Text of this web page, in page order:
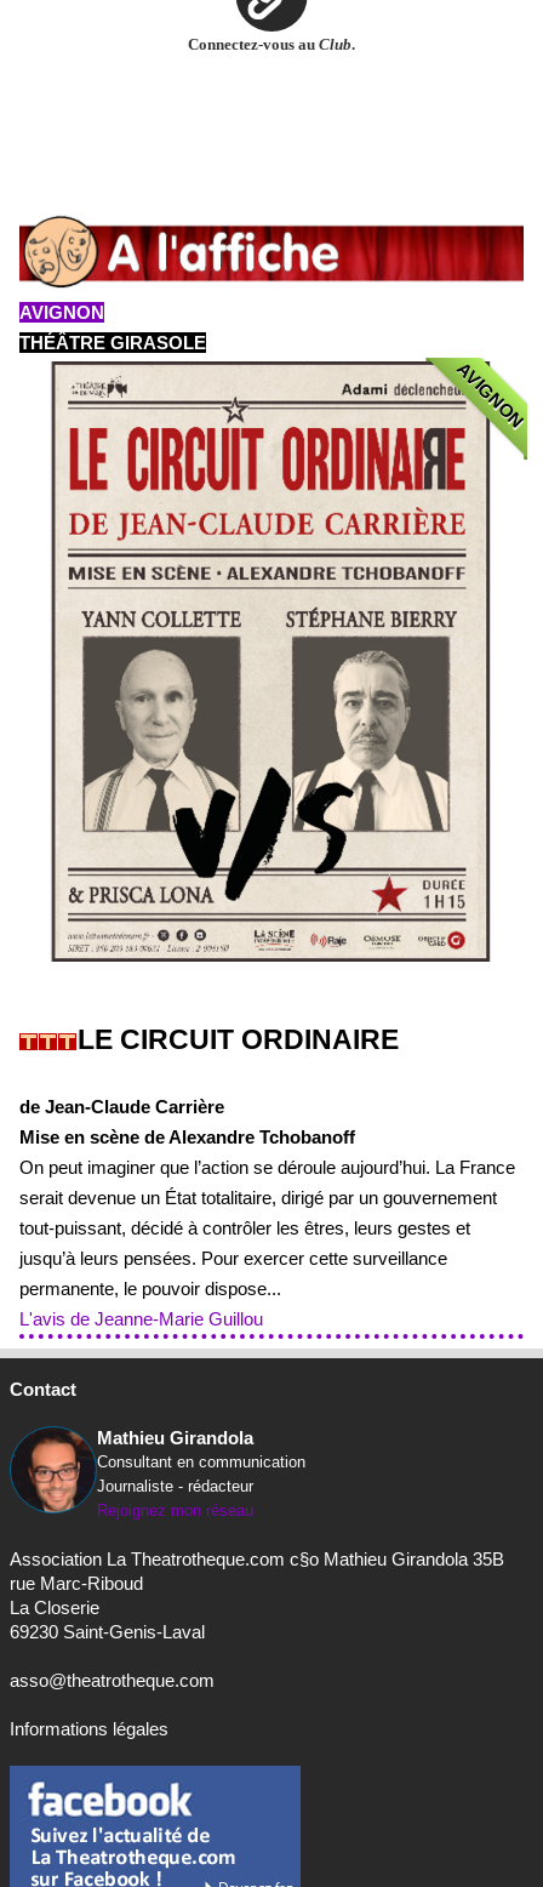
Connectez-vous au Club.
AVIGNON
THÉÂTRE GIRASOLE
AVIGNON
LE CIRCUIT ORDINAIRE
de Jean-Claude Carrière
Mise en scène de Alexandre Tchobanoff
On peut imaginer que l’action se déroule aujourd’hui. La France
serait devenue un État totalitaire, dirigé par un gouvernement
tout-puissant, décidé à contrôler les êtres, leurs gestes et
jusqu’à leurs pensées. Pour exercer cette surveillance
permanente, le pouvoir dispose...
L'avis de Jeanne-Marie Guillou
Contact
Mathieu Girandola
Consultant en communication
Journaliste - rédacteur
Rejoignez mon réseau
Association La Theatrotheque.com c§o Mathieu Girandola 35B
rue Marc-Riboud
La Closerie
69230 Saint-Genis-Laval
asso@theatrotheque.com
Informations légales